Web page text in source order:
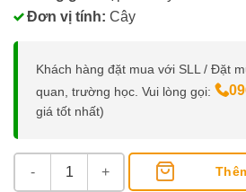
Đơn vị tính: Cây
Khách hàng đặt mua với SLL / Đặt
quan, trường học. Vui lòng gọi:
giá tốt nhất)
Bút Bi Cao Cấp TodoSuyo G-Star